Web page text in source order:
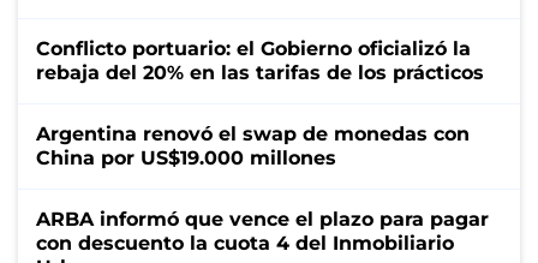
Conflicto portuario: el Gobierno oficializó la
rebaja del 20% en las tarifas de los prácticos
Argentina renovó el swap de monedas con
China por US$19.000 millones
ARBA informó que vence el plazo para pagar
con descuento la cuota 4 del Inmobiliario